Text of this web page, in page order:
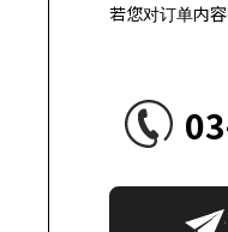
若您对订单内